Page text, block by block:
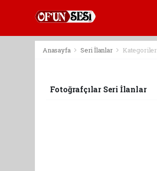
Anasayfa Seri İlanlar Kategoriler
Fotoğrafçılar Seri İlanlar